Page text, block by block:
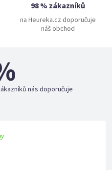
98 % zákazníků
na Heureka.cz doporučuje
náš obchod
nás doporučuje